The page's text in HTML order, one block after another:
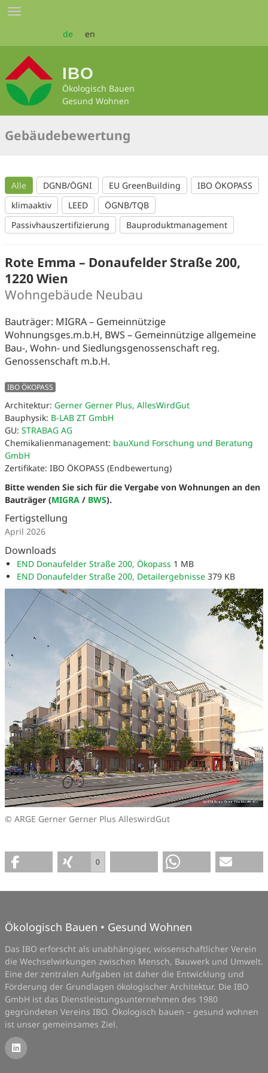
Zum
Seiteninhalt
Toggle
de en
IBO
Ökologisch Bauen
Gesund Wohnen
Gebäudebewertung
Alle DGNB/ÖGNI EU GreenBuilding
IBO ÖKOPASS
klimaaktiv
LEED
ÖGNB/TQB
Passivhauszertifizierung
Bauproduktmanagement
Rote Emma – Donaufelder Straße 200,
1220 Wien
Wohngebäude Neubau
Bauträger: MIGRA – Gemeinnützige
Wohnungsges.m.b.H, BWS – Gemeinnützige allgemeine
Bau-, Wohn- und Siedlungsgenossenschaft reg.
Genossenschaft m.b.H.
IBO ÖKOPASS
Architektur: Gerner Gerner Plus, AllesWirdGut
Bauphysik: B-LAB ZT GmbH
GU: STRABAG AG
Chemikalienmanagement: bauXund Forschung und Beratung
GmbH
Zertifikate: IBO ÖKOPASS (Endbewertung)
Bitte wenden Sie sich für die Vergabe von Wohnungen an den
Bauträger (MIGRA / BWS).
Fertigstellung
April 2026
Downloads
END Donaufelder Straße 200, Ökopass 1 MB
END Donaufelder Straße 200, Detailergebnisse 379 KB
© ARGE Gerner Gerner Plus AlleswirdGut
0
Ökologisch Bauen • Gesund Wohnen
Das IBO erforscht als unabhängiger, wissenschaftlicher Verein
die Wechselwirkungen zwischen Mensch, Bauwerk und Umwelt.
Eine der zentralen Aufgaben ist daher die Entwicklung und
Förderung der Grundlagen ökologischer Architektur. Die IBO
GmbH ist das Dienstleistungsunternehmen des 1980
gegründeten Vereins IBO. Ökologisch bauen – gesund wohnen
ist unser gemeinsames Ziel.